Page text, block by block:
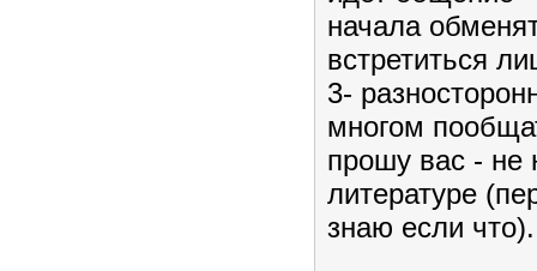
начала
встретиться
3-
многом
прошу вас - не
литературе
знаю если что).